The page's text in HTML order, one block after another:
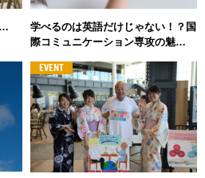
学べるのは英語だけじゃない！？国
際コミュニケーション専攻の魅…
EVENT